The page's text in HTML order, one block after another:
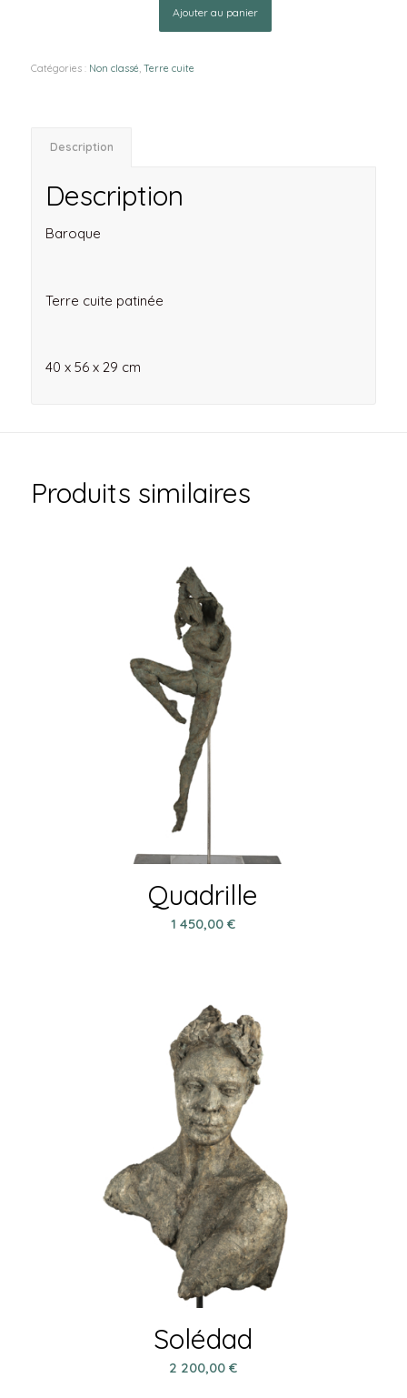
Ajouter au panier
Catégories : Non classé, Terre cuite
Description
Description
Baroque
Terre cuite patinée
40 x 56 x 29 cm
Produits similaires
Quadrille
1 450,00€
Solédad
2 200,00€